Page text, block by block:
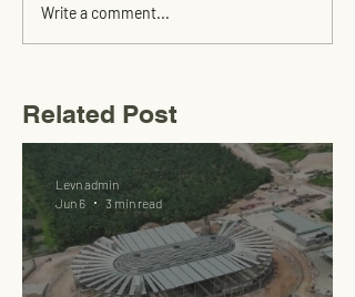
Write a comment...
Related Post
Levn admin
Jun 6
3 min read